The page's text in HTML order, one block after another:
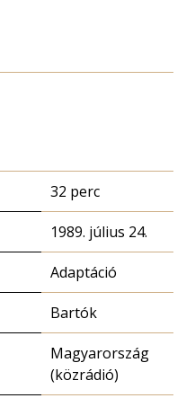
32 perc
1989. július 24.
Adaptáció
Bartók
Magyarország
(közrádió)